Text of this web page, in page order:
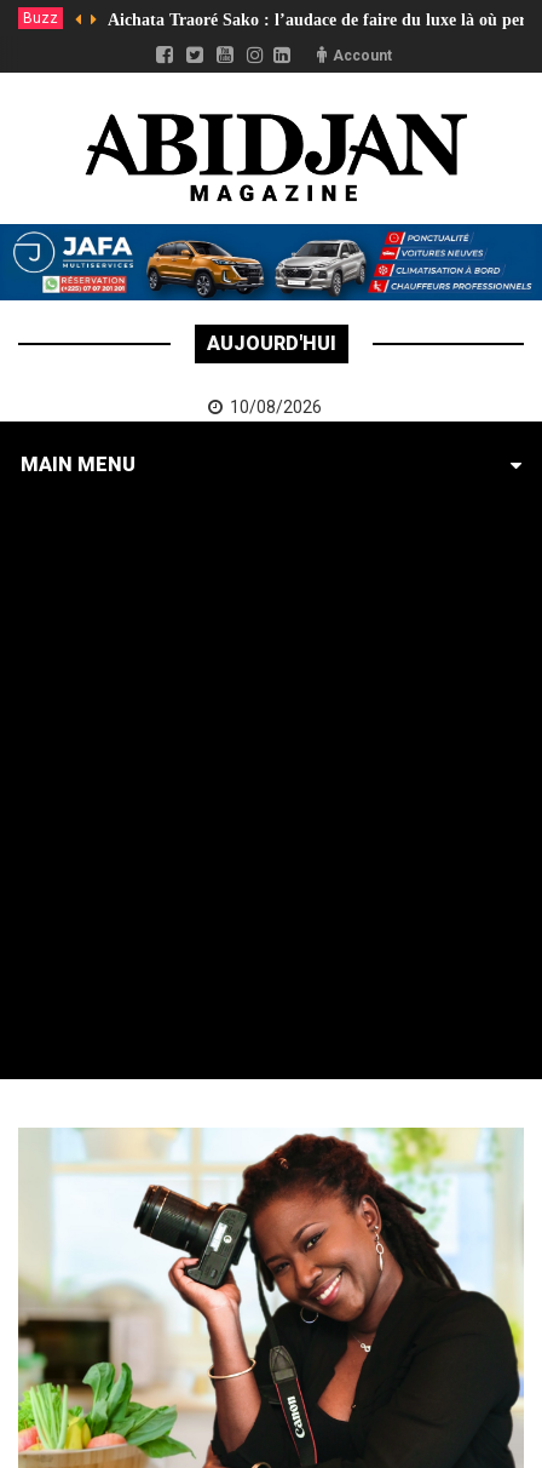
Buzz Aichata Traoré Sako : l’audace de faire du luxe là où
Account
AUJOURD'HUI
10/08/2026
MAIN MENU